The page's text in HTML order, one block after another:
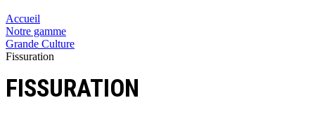
Accueil
Notre gamme
Grande Culture
Fissuration
FISSURATION